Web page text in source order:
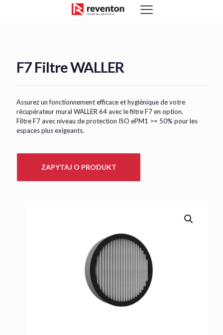
F7 Filtre WALLER
Assurez un fonctionnement efficace et hygiénique de votre
récupérateur mural WALLER 64 avec le filtre F7 en option.
Filtre F7 avec niveau de protection ISO ePM1 >= 50% pour les
espaces plus exigeants.
ZAPYTAJ O PRODUKT